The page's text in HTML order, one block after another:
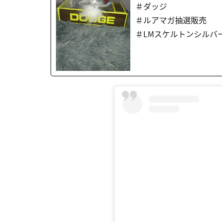
＃ダッジ
＃ルアマガ抽選販売
＃LMスケルトンシルバ